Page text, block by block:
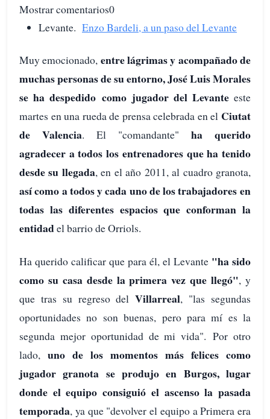
Mostrar comentarios0
Levante. Enzo Bardeli, a un paso del Levante
Muy emocionado, entre lágrimas y acompañado de
muchas personas de su entorno, José Luis Morales
se ha despedido como jugador del Levanteeste
martes en una rueda de prensa celebrada en el Ciutat
de Valencia. El "comandante" ha querido
agradecer a todos los entrenadores que ha tenido
desde su llegada, en el año 2011, al cuadro granota,
así como a todos y cada uno de los trabajadores en
todas las diferentes espacios que conforman la
entidadel barrio de Orriols.
Ha querido calificar que para él, el Levante "ha sido
como su casa desde la primera vez que llegó", y
que tras su regreso delVillarreal, "las segundas
oportunidades no son buenas, pero para mí es la
segunda mejor oportunidad de mi vida". Por otro
lado, uno de los momentos más felices como
jugador granota se produjo en Burgos, lugar
donde el equipo consiguió el ascenso la pasada
temporada, ya que "devolver el equipo a Primera era